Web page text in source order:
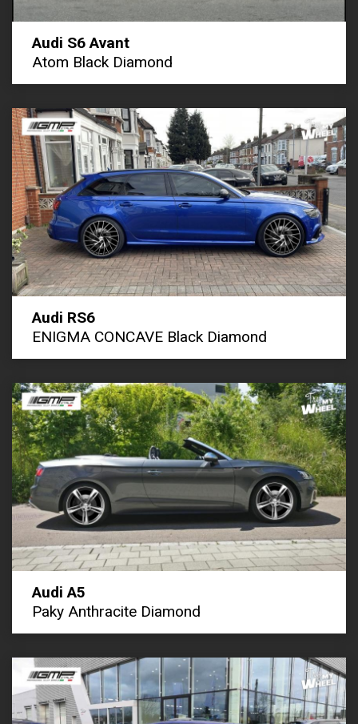
Audi S6 Avant
Atom Black Diamond
Audi RS6
ENIGMA CONCAVE Black Diamond
Audi A5
Paky Anthracite Diamond